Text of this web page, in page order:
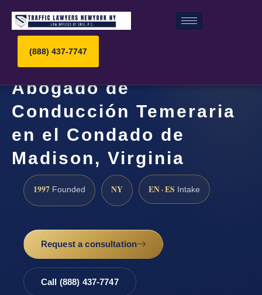
(888) 437-7747
Abogado de
Conducción Temeraria
en el Condado de
Madison, Virginia
1997 Founded NY EN · ES Intake
Request a consultation
Call (888) 437-7747